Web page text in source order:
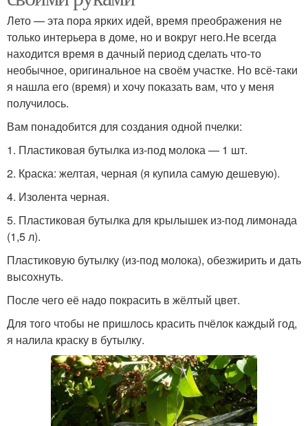
Лето — эта пора ярких идей, время преображения не
только интерьера в доме, но и вокруг него.Не всегда
находится время в дачный период сделать что-то
необычное, оригинальное на своём участке. Но всё-таки
я нашла его (время) и хочу показать вам, что у меня
получилось.
Вам понадобится для создания одной пчелки:
1. Пластиковая бутылка из-под молока — 1 шт.
2. Краска: желтая, черная (я купила самую дешевую).
4. Изолента черная.
5. Пластиковая бутылка для крылышек из-под лимонада
(1,5 л).
Пластиковую бутылку (из-под молока), обезжирить и дать
высохнуть.
После чего её надо покрасить в жёлтый цвет.
Для того чтобы не пришлось красить пчёлок каждый год,
я налила краску в бутылку.